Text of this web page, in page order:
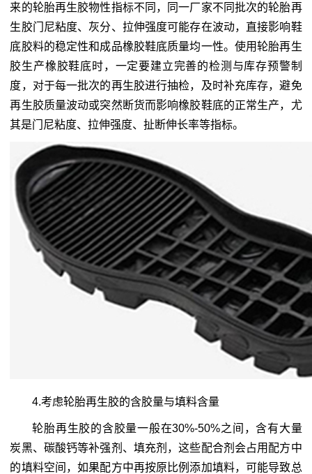
来的轮胎再生胶物性指标不同，同一厂家不同批次的轮胎再
生胶门尼粘度、灰分、拉伸强度可能存在波动，直接影响鞋
底胶料的稳定性和成品橡胶鞋底质量均一性。使用轮胎再生
胶生产橡胶鞋底时，一定要建立完善的检测与库存预警制
度，对于每一批次的再生胶进行抽检，及时补充库存，避免
再生胶质量波动或突然断货而影响橡胶鞋底的正常生产，尤
其是门尼粘度、拉伸强度、扯断伸长率等指标。
4.考虑轮胎再生胶的含胶量与填料含量
轮胎再生胶的含胶量一般在30%-50%之间，含有大量
炭黑、碳酸钙等补强剂、填充剂，这些配合剂会占用配方中
的填料空间，如果配方中再按原比例添加填料，可能导致总